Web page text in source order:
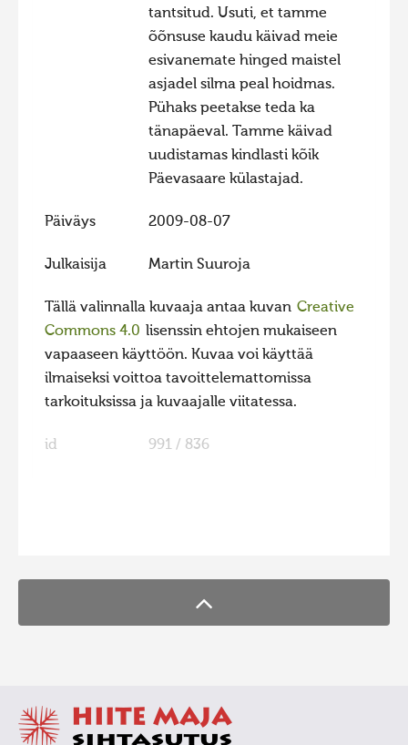
tantsitud. Usuti, et tamme
õõnsuse kaudu käivad meie
esivanemate hinged maistel
asjadel silma peal hoidmas.
Pühaks peetakse teda ka
tänapäeval. Tamme käivad
uudistamas kindlasti kõik
Päevasaare külastajad.
Päiväys 2009-08-07
Julkaisija Martin Suuroja
Tällä valinnalla kuvaaja antaa kuvan Creative
Commons 4.0 lisenssin ehtojen mukaiseen
vapaaseen käyttöön. Kuvaa voi käyttää
ilmaiseksi voittoa tavoittelemattomissa
tarkoituksissa ja kuvaajalle viitatessa.
id 991 / 836